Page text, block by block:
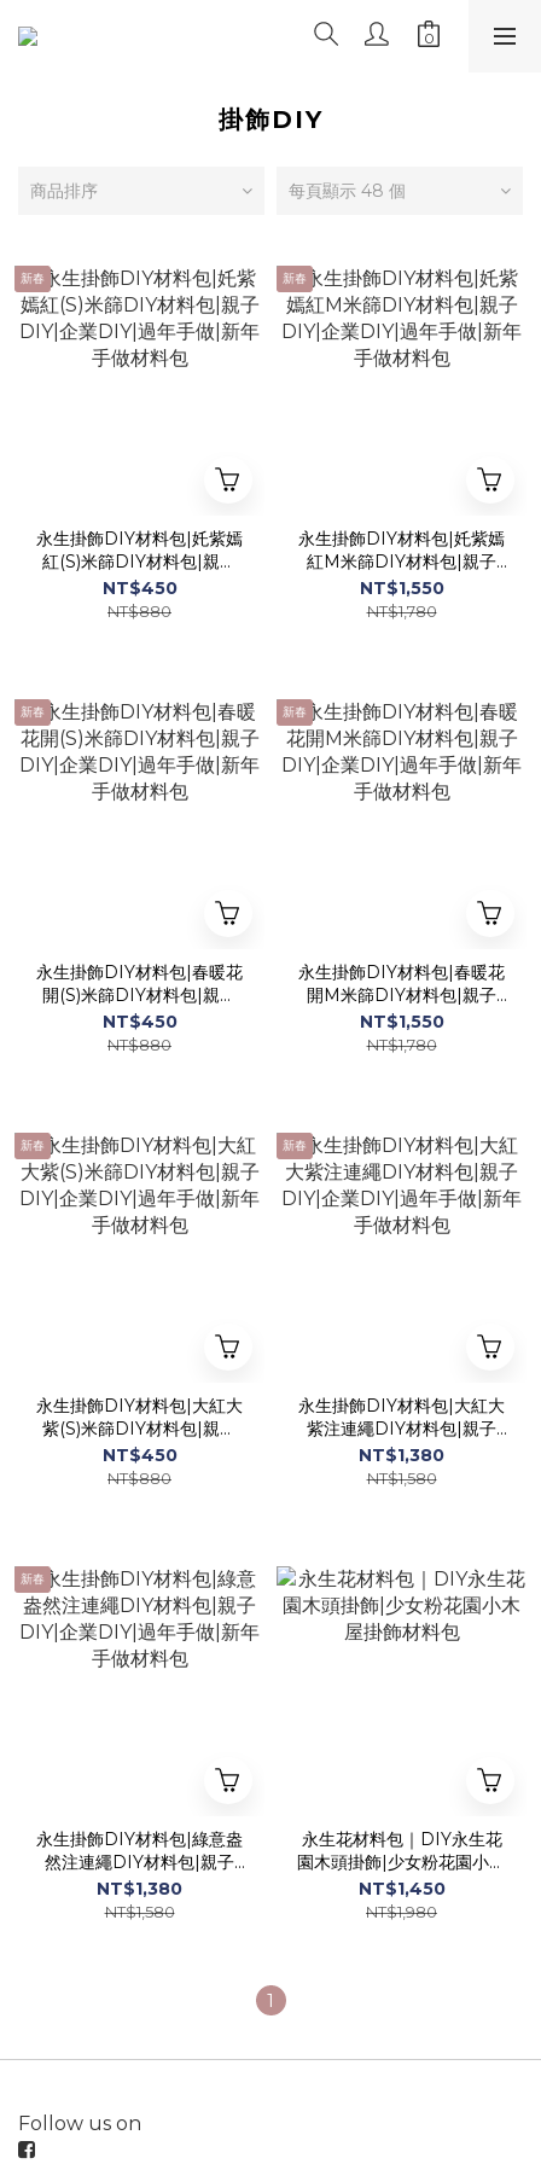
掛飾DIY
商品排序 每頁顯示 48 個
新春
永生掛飾DIY材料包|奼紫嫣
紅(S)米篩DIY材料包|親子
DIY|企業DIY|過年手做|新
年手做材料包
NT$450
NT$880
新春
永生掛飾DIY材料包|奼紫嫣
紅M米篩DIY材料包|親子
DIY|企業DIY|過年手做|新
年手做材料包
NT$1,550
NT$1,780
新春
永生掛飾DIY材料包|春暖花
開(S)米篩DIY材料包|親子
DIY|企業DIY|過年手做|新
年手做材料包
NT$450
NT$880
新春
永生掛飾DIY材料包|春暖花
開M米篩DIY材料包|親子
DIY|企業DIY|過年手做|新
年手做材料包
NT$1,550
NT$1,780
新春
永生掛飾DIY材料包|大紅大
紫(S)米篩DIY材料包|親子
DIY|企業DIY|過年手做|新
年手做材料包
NT$450
NT$880
新春
永生掛飾DIY材料包|大紅大
紫注連繩DIY材料包|親子
DIY|企業DIY|過年手做|新
年手做材料包
NT$1,380
NT$1,580
新春
永生掛飾DIY材料包|綠意盎
然注連繩DIY材料包|親子
DIY|企業DIY|過年手做|新
年手做材料包
NT$1,380
NT$1,580
永生花材料包｜DIY永生花
園木頭掛飾|少女粉花園小木
屋掛飾材料包
NT$1,450
NT$1,980
1
Follow us on